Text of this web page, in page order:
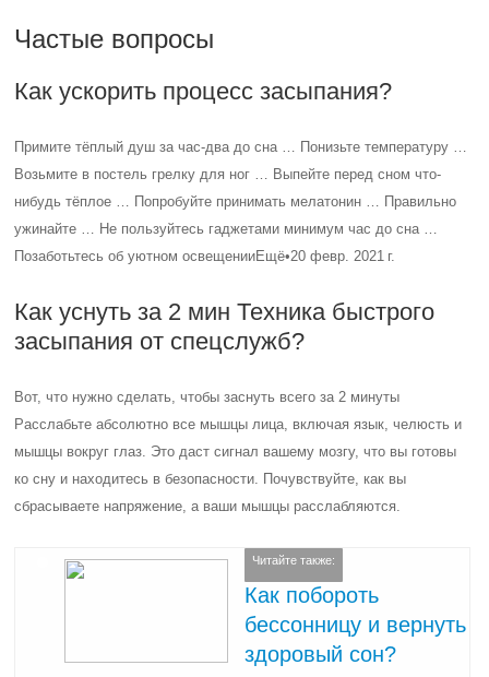
Частые вопросы
Как ускорить процесс засыпания?
Примите тёплый душ за час-два до сна … Понизьте температуру …
Возьмите в постель грелку для ног … Выпейте перед сном что-
нибудь тёплое … Попробуйте принимать мелатонин … Правильно
ужинайте … Не пользуйтесь гаджетами минимум час до сна …
Позаботьтесь об уютном освещенииЕщё•20 февр. 2021 г.
Как уснуть за 2 мин Техника быстрого
засыпания от спецслужб?
Вот, что нужно сделать, чтобы заснуть всего за 2 минуты
Расслабьте абсолютно все мышцы лица, включая язык, челюсть и
мышцы вокруг глаз. Это даст сигнал вашему мозгу, что вы готовы
ко сну и находитесь в безопасности. Почувствуйте, как вы
сбрасываете напряжение, а ваши мышцы расслабляются.
Читайте также:
Как побороть
бессонницу и вернуть
здоровый сон?